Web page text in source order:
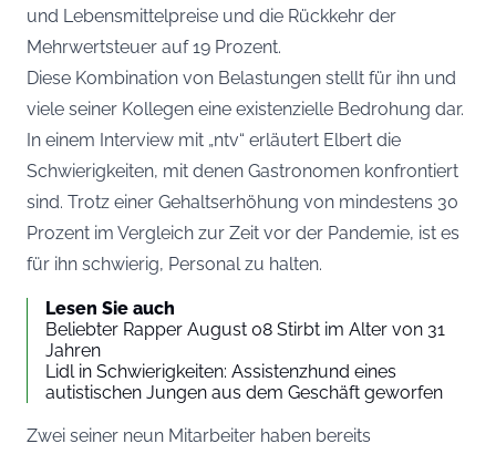
und Lebensmittelpreise und die Rückkehr der
Mehrwertsteuer auf 19 Prozent.
Diese Kombination von Belastungen stellt für ihn und
viele seiner Kollegen eine existenzielle Bedrohung dar.
In einem Interview mit „ntv“ erläutert Elbert die
Schwierigkeiten, mit denen Gastronomen konfrontiert
sind. Trotz einer Gehaltserhöhung von mindestens 30
Prozent im Vergleich zur Zeit vor der Pandemie, ist es
für ihn schwierig, Personal zu halten.
Lesen Sie auch
Beliebter Rapper August 08 Stirbt im Alter von 31
Jahren
Lidl in Schwierigkeiten: Assistenzhund eines
autistischen Jungen aus dem Geschäft geworfen
Zwei seiner neun Mitarbeiter haben bereits